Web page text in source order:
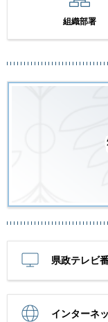
組織部署
県政テレビ
インターネ